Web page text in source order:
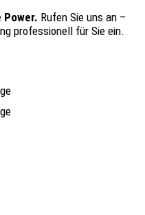
Rufen Sie uns an –
professionell für Sie ein.